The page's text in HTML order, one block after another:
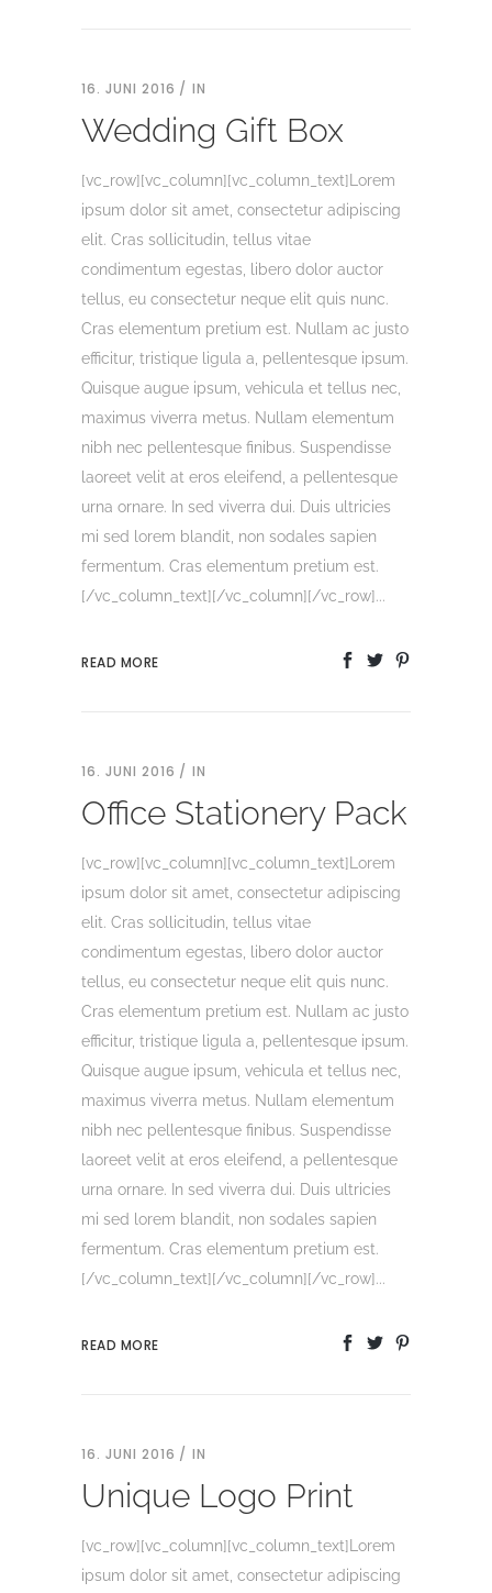
16. JUNI 2016 IN
Wedding Gift Box
[vc_row][vc_column][vc_column_text]Lorem
ipsum dolor sit amet, consectetur adipiscing
elit. Cras sollicitudin, tellus vitae
condimentum egestas, libero dolor auctor
tellus, eu consectetur neque elit quis nunc.
Cras elementum pretium est. Nullam ac justo
efficitur, tristique ligula a, pellentesque ipsum.
Quisque augue ipsum, vehicula et tellus nec,
maximus viverra metus. Nullam elementum
nibh nec pellentesque finibus. Suspendisse
laoreet velit at eros eleifend, a pellentesque
urna ornare. In sed viverra dui. Duis ultricies
mi sed lorem blandit, non sodales sapien
fermentum. Cras elementum pretium est.
[/vc_column_text][/vc_column][/vc_row]...
READ MORE
16. JUNI 2016 IN
Office Stationery Pack
[vc_row][vc_column][vc_column_text]Lorem
ipsum dolor sit amet, consectetur adipiscing
elit. Cras sollicitudin, tellus vitae
condimentum egestas, libero dolor auctor
tellus, eu consectetur neque elit quis nunc.
Cras elementum pretium est. Nullam ac justo
efficitur, tristique ligula a, pellentesque ipsum.
Quisque augue ipsum, vehicula et tellus nec,
maximus viverra metus. Nullam elementum
nibh nec pellentesque finibus. Suspendisse
laoreet velit at eros eleifend, a pellentesque
urna ornare. In sed viverra dui. Duis ultricies
mi sed lorem blandit, non sodales sapien
fermentum. Cras elementum pretium est.
[/vc_column_text][/vc_column][/vc_row]...
READ MORE
16. JUNI 2016 IN
Unique Logo Print
[vc_row][vc_column][vc_column_text]Lorem
ipsum dolor sit amet, consectetur adipiscing